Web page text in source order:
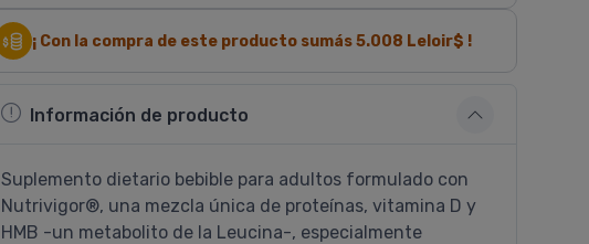
¡ Con la compra de este producto sumás5.008 Leloir$ !
Información de producto
Suplemento dietario bebible para adultos formulado con
Nutrivigor®, una mezcla única de proteí­nas, vitamina D y
HMB -un metabolito de la Leucina-, especialmente